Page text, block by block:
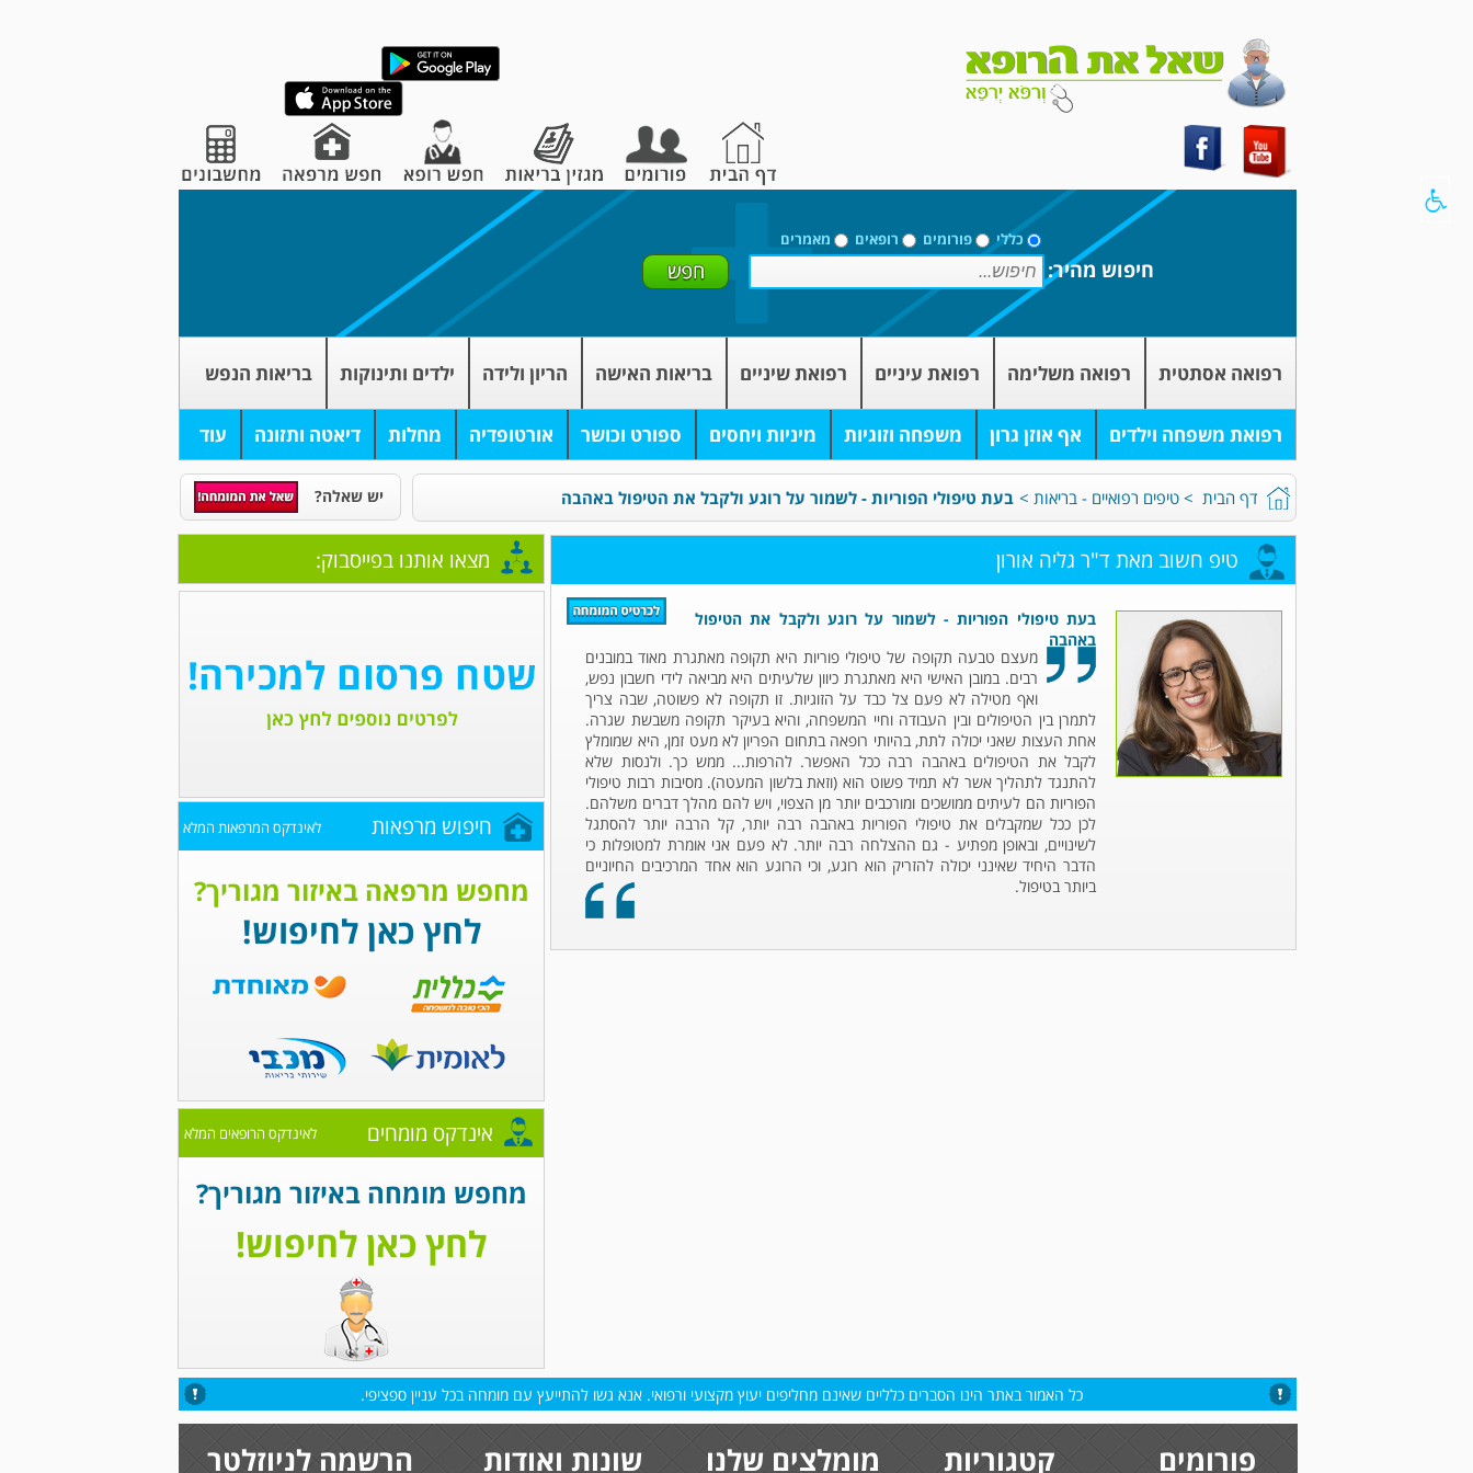
כללי פורומים רופאים מאמרים
חיפוש מהיר:
רפואה אסתטית רפואה משלימה רפואת עיניים רפואת שיניים בריאות האישה הריון ולידה ילדים ותינוקות בריאות הנפש
רפואת משפחה וילדים אף אוזן גרון משפחה וזוגיות מיניות ויחסים ספורט וכושר אורטופדיה מחלות דיאטה ותזונה עוד
דף הבית > טיפים רפואיים - בריאות > בעת טיפולי הפוריות - לשמור על רוגע ולקבל את הטיפול באהבה יש שאלה?
טיפ חשוב מאת ד"ר גליה אורון
בעת טיפולי הפוריות - לשמור על רוגע ולקבל את הטיפול
באהבה
מעצם טבעה תקופה של טיפולי פוריות היא תקופה מאתגרת מאוד במובנים
רבים. במובן האישי היא מאתגרת כיוון שלעיתים היא מביאה לידי חשבון נפש,
ואף מטילה לא פעם צל כבד על הזוגיות. זו תקופה לא פשוטה, שבה צריך
לתמרן בין הטיפולים ובין העבודה וחיי המשפחה, והיא בעיקר תקופה משבשת שגרה.
אחת העצות שאני יכולה לתת, בהיותי רופאה בתחום הפריון לא מעט זמן, היא שמומלץ
לקבל את הטיפולים באהבה רבה ככל האפשר. להרפות... ממש כך. ולנסות שלא
להתנגד לתהליך אשר לא תמיד פשוט הוא (וזאת בלשון המעטה). מסיבות רבות טיפולי
הפוריות הם לעיתים ממושכים ומורכבים יותר מן הצפוי, ויש להם מהלך דברים משלהם.
לכן ככל שמקבלים את טיפולי הפוריות באהבה רבה יותר, קל הרבה יותר להסתגל
לשינויים, ובאופן מפתיע - גם ההצלחה רבה יותר. לא פעם אני אומרת למטופלות כי
הדבר היחיד שאינני יכולה להזריק הוא רוגע, וכי הרוגע הוא אחד המרכיבים החיוניים
ביותר בטיפול.
מצאו אותנו בפייסבוק:
חיפוש מרפאות לאינדקס המרפאות המלא
מחפש מרפאה באיזור מגוריך?
לחץ כאן לחיפוש!
אינדקס מומחים לאינדקס הרופאים המלא
מחפש מומחה באיזור מגוריך?
לחץ כאן לחיפוש!
כל האמור באתר הינו הסברים כלליים שאינם מחליפים יעוץ מקצועי ורפואי. אנא גשו להתייעץ עם מומחה בכל עניין ספציפי.
פורומים קטגוריות מומלצים שלנו שונות ואודות הרשמה לניוזלטר